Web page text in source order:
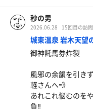
秒の男的せせらぎ
身体への沁み入り
来週は野球の大会⚾️
あの事件から1年
のは治りが遅すぎ
何事も慎重にいか
くホワイトフェアリ
我々はベガに出会
人々なのだ…。
己をアルタイルな
なったのでした…🌌
ゆっくりと、ふん
間。
頭も身体も軽くな
へGO💨
85℃👀もうちょい
は時間をかけて蒸
12分の砂時計が終
んまり系水風呂へ。
クホーーーー(©か
ヂイイーー🙌
みバチコリですわよ
休憩時に近況など
とを忘れることが
②6枠11番
③6枠11番
④5枠10番(リラッ
秒の男
2026.06.28 15回目の訪問
城東温泉 岩木天望
御神託馬券炸裂
風邪の余韻を引き
軽さんへ💨
あれこれ悩むのを
負‼️